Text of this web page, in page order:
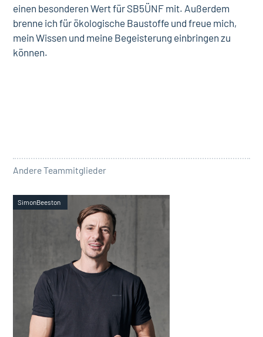
einen besonderen Wert für SB5ÜNF mit. Außerdem
brenne ich für ökologische Baustoffe und freue mich,
mein Wissen und meine Begeisterung einbringen zu
können.
Andere Teammitglieder
SimonBeeston